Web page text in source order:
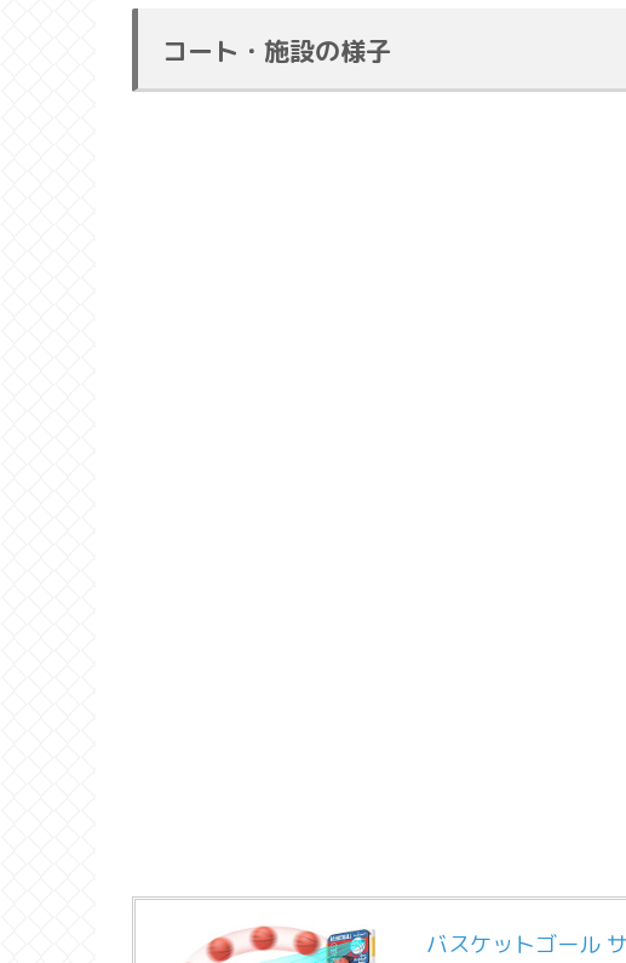
コート・施設の様子
バスケットゴール